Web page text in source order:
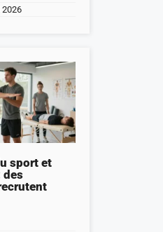
2026
sport et
des